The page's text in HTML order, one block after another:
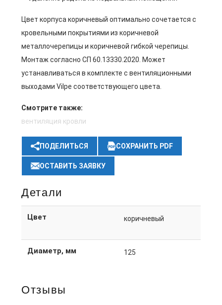
Цвет корпуса коричневый оптимально сочетается с
кровельными покрытиями из коричневой
металлочерепицы и коричневой гибкой черепицы.
Монтаж согласно СП 60.13330.2020. Может
устанавливаться в комплекте с вентиляционными
выходами Vilpe соответствующего цвета.
Смотрите также:
вентиляция кровли
ПОДЕЛИТЬСЯ СОХРАНИТЬ PDF
ОСТАВИТЬ ЗАЯВКУ
Детали
Цвет коричневый
Диаметр, мм 125
Отзывы